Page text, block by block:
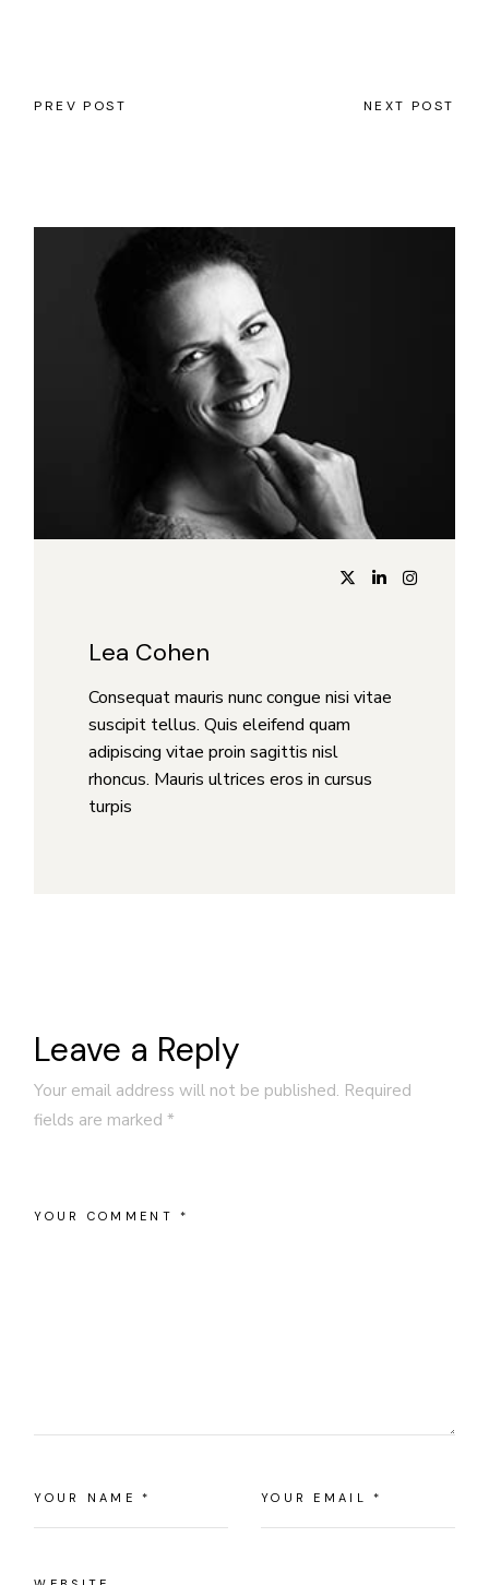
PREV POST NEXT POST
Lea Cohen
Consequat mauris nunc congue nisi vitae
suscipit tellus. Quis eleifend quam
adipiscing vitae proin sagittis nisl
rhoncus. Mauris ultrices eros in cursus
turpis
Leave a Reply
Your email address will not be published. Required
fields are marked*